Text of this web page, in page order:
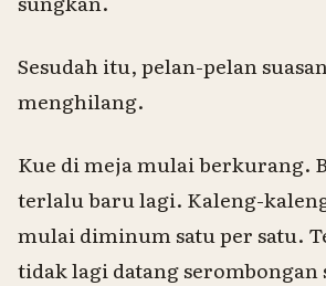
Sesudah itu, pelan-pelan
menghilang.
Kue di meja mulai berkurang.
terlalu baru lagi. Kaleng-
mulai diminum satu per satu.
tidak lagi datang serombongan